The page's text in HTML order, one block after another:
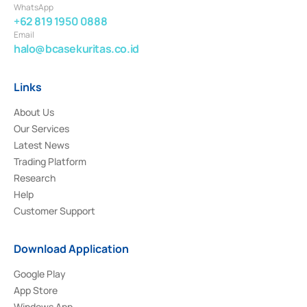
WhatsApp
+62 819 1950 0888
Email
halo@bcasekuritas.co.id
Links
About Us
Our Services
Latest News
Trading Platform
Research
Help
Customer Support
Download Application
Google Play
App Store